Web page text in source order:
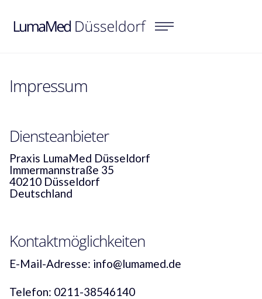
Impressum
Diensteanbieter
Praxis LumaMed Düsseldorf
Immermannstraße 35
40210 Düsseldorf
Deutschland
Kontaktmöglichkeiten
E-Mail-Adresse: info@lumamed.de
Telefon: 0211-38546140